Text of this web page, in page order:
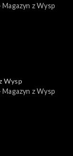
Magazyn z Wysp
Wysp
Magazyn z Wysp